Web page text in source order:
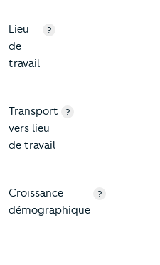
Lieu
de
travail
?
Transport
vers lieu
de travail
?
Croissance
démographique
?